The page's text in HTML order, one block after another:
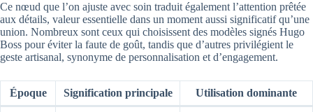
Ce nœud que l’on ajuste avec soin traduit également l’attention prêtée
aux détails, valeur essentielle dans un moment aussi significatif qu’une
union. Nombreux sont ceux qui choisissent des modèles signés Hugo
Boss pour éviter la faute de goût, tandis que d’autres privilégient le
geste artisanal, synonyme de personnalisation et d’engagement.
Époque Signification principale Utilisation dominante